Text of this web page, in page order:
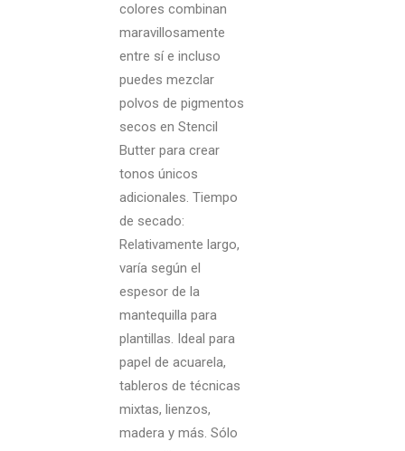
colores combinan
maravillosamente
entre sí e incluso
puedes mezclar
polvos de pigmentos
secos en Stencil
Butter para crear
tonos únicos
adicionales. Tiempo
de secado:
Relativamente largo,
varía según el
espesor de la
mantequilla para
plantillas. Ideal para
papel de acuarela,
tableros de técnicas
mixtas, lienzos,
madera y más. Sólo